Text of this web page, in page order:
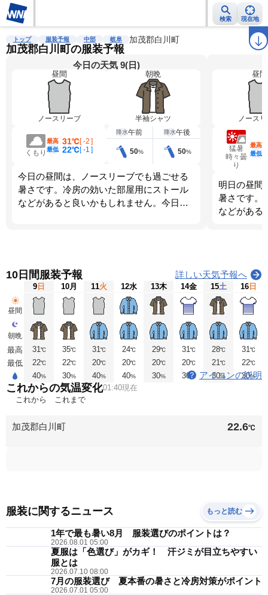
検索 現在地
雨雲レーダー 台風情報 地震情報 警報・注意報 ラ
トップ 服装予報 中部 岐阜 加茂郡白川町
加茂郡白川町の服装予報
今日の天気 9(日)
昼間
ノースリーブ
朝晩
半袖シャツ
くもり
最高 31℃[-2 ]
最低 22℃[-1 ]
降水午前
50%
降水午後
50%
今日の昼間は、ノースリーブでも過ごせる
暑さです。冷房の効いた部屋用にストール
などがあると良いかもしれません。今日
昼間
ノース
猛暑
時々曇
り
最高
最低
明日の昼間
暑さです。
などがある
10日間服装予報 詳しい天気予報へ
昼間
朝晩
最高
最低
9 日
31℃
22℃
40%
10月
35℃
22℃
30%
11火
31℃
20℃
40%
12水
24℃
20℃
40%
13木
29℃
20℃
30%
14金
31℃
20℃
30 %
15土
28℃
21℃
30%
16日
31℃
22℃
30%
アイコンの説明
これからの気温変化01:40現在
これから
これまで
加茂郡白川町 22.6℃
服装に関するニュース もっと読む
1年で最も暑い8月 服装選びのポイントは？
2026.08.01 05:00
夏服は「色選び」がカギ！ 汗ジミが目立ちやすい
服とは
2026.07.10 08:00
7月の服装選び 夏本番の暑さと冷房対策がポイント
2026.07.01 05:00